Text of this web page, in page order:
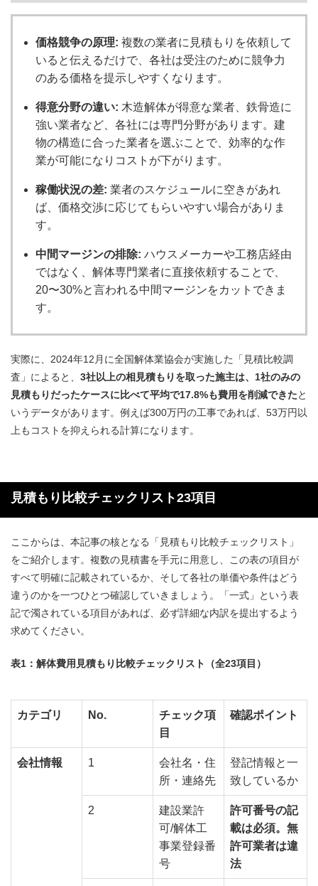
価格競争の原理: 複数の業者に見積もりを依頼して
いると伝えるだけで、各社は受注のために競争力
のある価格を提示しやすくなります。
得意分野の違い: 木造解体が得意な業者、鉄骨造に
強い業者など、各社には専門分野があります。建
物の構造に合った業者を選ぶことで、効率的な作
業が可能になりコストが下がります。
稼働状況の差: 業者のスケジュールに空きがあれ
ば、価格交渉に応じてもらいやすい場合がありま
す。
中間マージンの排除: ハウスメーカーや工務店経由
ではなく、解体専門業者に直接依頼することで、
20〜30%と言われる中間マージンをカットできま
す。
実際に、2024年12月に全国解体業協会が実施した「見積比較調
査」によると、 3社以上の相見積もりを取った施主は、1社のみの
見積もりだったケースに比べて平均で17.8%も費用を削減できたと
いうデータがあります。例えば300万円の工事であれば、53万円以
上もコストを抑えられる計算になります。
見積もり比較チェックリスト23項目
ここからは、本記事の核となる「見積もり比較チェックリスト」
をご紹介します。複数の見積書を手元に用意し、この表の項目が
すべて明確に記載されているか、そして各社の単価や条件はどう
違うのかを一つひとつ確認していきましょう。「一式」という表
記で濁されている項目があれば、必ず詳細な内訳を提出するよう
求めてください。
表1：解体費用見積もり比較チェックリスト（全23項目）
カテゴリ No.
チェック項
目
確認ポイント
会社情報 1
会社名・住
所・連絡先
登記情報と一
致しているか
2
建設業許
可/解体工
事業登録番
号
許可番号の記
載は必須。無
許可業者は違
法